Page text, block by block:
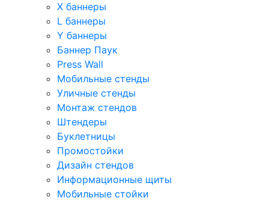
Х баннеры
L баннеры
Y баннеры
Баннер Паук
Press Wall
Мобильные стенды
Уличные стенды
Монтаж стендов
Штендеры
Буклетницы
Промостойки
Дизайн стендов
Информационные щиты
Мобильные стойки